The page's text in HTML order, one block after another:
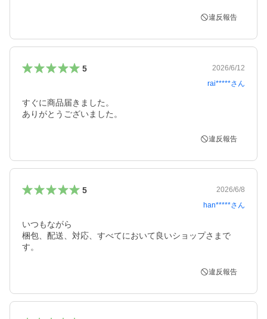
違反報告
5
2026/6/12
rai*****さん
すぐに商品届きました。
ありがとうございました。
違反報告
5
2026/6/8
han*****さん
いつもながら
梱包、配送、対応、すべてにおいて良いショップさまで
す。
違反報告